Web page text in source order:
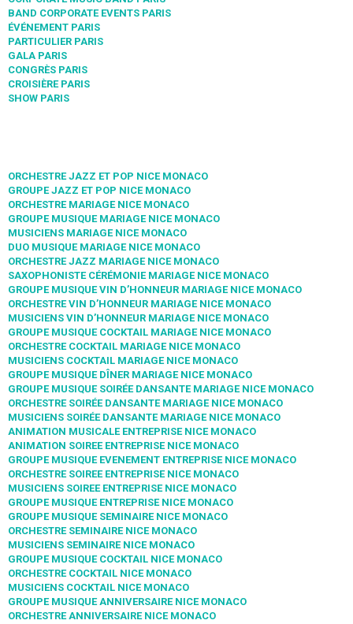
BAND CORPORATE EVENTS PARIS
ÉVÉNEMENT PARIS
PARTICULIER PARIS
GALA PARIS
CONGRÈS PARIS
CROISIÈRE PARIS
SHOW PARIS
ORCHESTRE JAZZ ET POP NICE MONACO
GROUPE JAZZ ET POP NICE MONACO
ORCHESTRE MARIAGE NICE MONACO
GROUPE MUSIQUE MARIAGE NICE MONACO
MUSICIENS MARIAGE NICE MONACO
DUO MUSIQUE MARIAGE NICE MONACO
ORCHESTRE JAZZ MARIAGE NICE MONACO
SAXOPHONISTE CÉRÉMONIE MARIAGE NICE MONACO
GROUPE MUSIQUE VIN D’HONNEUR MARIAGE NICE MONACO
ORCHESTRE VIN D’HONNEUR MARIAGE NICE MONACO
MUSICIENS VIN D’HONNEUR MARIAGE NICE MONACO
GROUPE MUSIQUE COCKTAIL MARIAGE NICE MONACO
ORCHESTRE COCKTAIL MARIAGE NICE MONACO
MUSICIENS COCKTAIL MARIAGE NICE MONACO
GROUPE MUSIQUE DÎNER MARIAGE NICE MONACO
GROUPE MUSIQUE SOIRÉE DANSANTE MARIAGE NICE MONACO
ORCHESTRE SOIRÉE DANSANTE MARIAGE NICE MONACO
MUSICIENS SOIRÉE DANSANTE MARIAGE NICE MONACO
ANIMATION MUSICALE ENTREPRISE NICE MONACO
ANIMATION SOIREE ENTREPRISE NICE MONACO
GROUPE MUSIQUE EVENEMENT ENTREPRISE NICE MONACO
ORCHESTRE SOIREE ENTREPRISE NICE MONACO
MUSICIENS SOIREE ENTREPRISE NICE MONACO
GROUPE MUSIQUE ENTREPRISE NICE MONACO
GROUPE MUSIQUE SEMINAIRE NICE MONACO
ORCHESTRE SEMINAIRE NICE MONACO
MUSICIENS SEMINAIRE NICE MONACO
GROUPE MUSIQUE COCKTAIL NICE MONACO
ORCHESTRE COCKTAIL NICE MONACO
MUSICIENS COCKTAIL NICE MONACO
GROUPE MUSIQUE ANNIVERSAIRE NICE MONACO
ORCHESTRE ANNIVERSAIRE NICE MONACO